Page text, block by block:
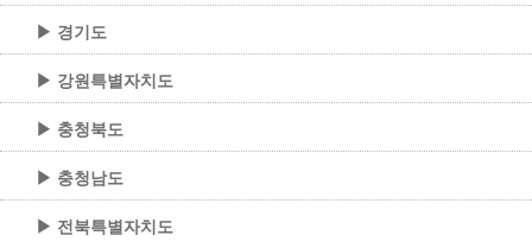
▶ 경기도
▶ 강원특별자치도
▶ 충청북도
▶ 충청남도
▶ 전북특별자치도